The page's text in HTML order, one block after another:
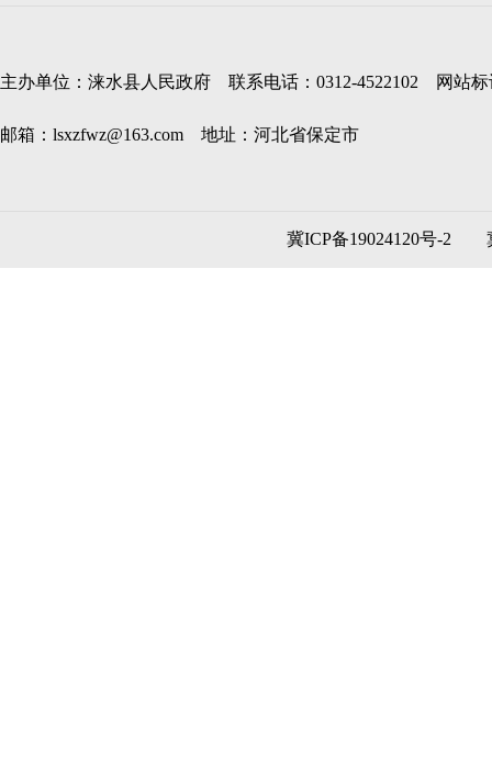
主办单位：涞水县人民政府 联系电话：0312-4522102 网站标
邮箱：lsxzfwz@163.com 地址：河北省保定市
冀ICP备19024120号-2